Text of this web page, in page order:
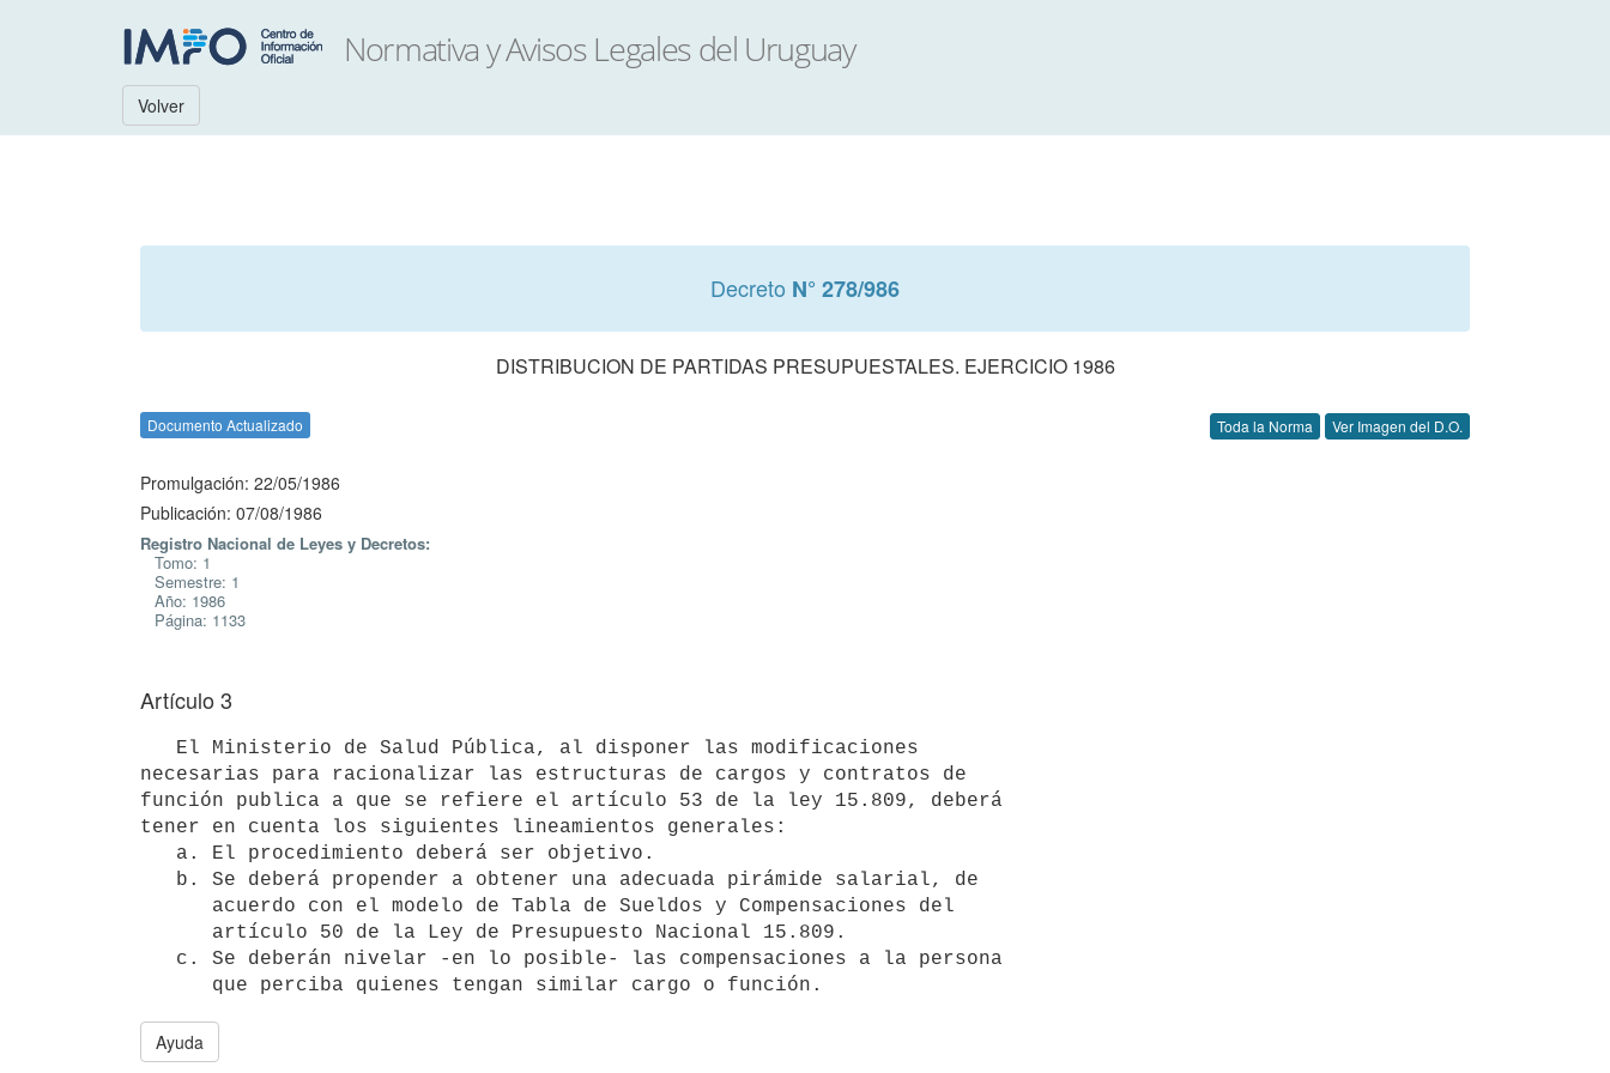
Volver
Decreto N° 278/986
DISTRIBUCION DE PARTIDAS PRESUPUESTALES. EJERCICIO 1986
Documento Actualizado Toda la Norma Ver Imagen del D.O.
Promulgación: 22/05/1986
Publicación: 07/08/1986
Registro Nacional de Leyes y Decretos:
Tomo: 1
Semestre: 1
Año: 1986
Página: 1133
Artículo 3
necesarias para racionalizar las estructuras de cargos y contratos de
función publica a que se refiere el artículo 53 de la ley 15.809, deberá
tener en cuenta los siguientes lineamientos generales:
Ayuda